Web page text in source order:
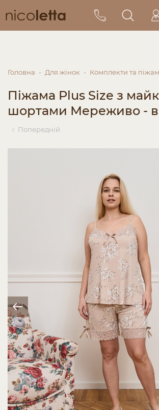
Головна Для жінок Комплекти та
Піжама Plus Size з
шортами Мереживо -
Попередній